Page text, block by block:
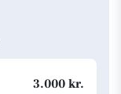
3.000 kr.